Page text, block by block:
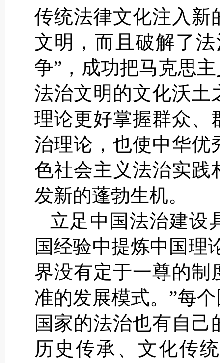
传统法律文化注入新
文明，而且破解了
争”，成功把马克思
法治文明的文化沃土
理论更好掌握群众、
治理论，也使中华优
色社会主义法治实践
发新的蓬勃生机。
立足中国法治建设
国经验中提炼中国理
界没有定于一尊的制
准的发展模式。”每
国家的法治也有自
历史传承、文化传